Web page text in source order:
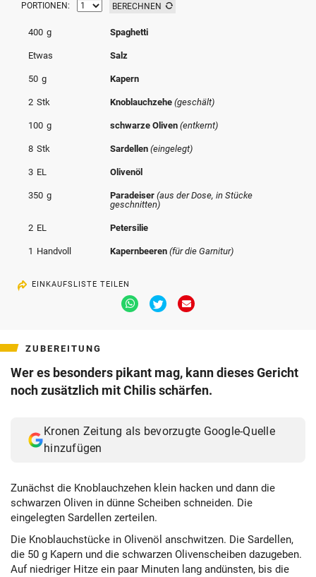
© Krone Multimedia GmbH & Co KG 2026
Muthgasse 2, 1190 Wien
PORTIONEN: BERECHNEN
400 g Spaghetti
Etwas Salz
50 g Kapern
2 Stk Knoblauchzehe(geschält)
100 g schwarze Oliven(entkernt)
8 Stk Sardellen(eingelegt)
3 EL Olivenöl
350 g Paradeiser(aus der Dose, in Stücke
geschnitten)
2 EL Petersilie
1 Handvoll Kapernbeeren(für die Garnitur)
EINKAUFSLISTE TEILEN
Via
Whatsapp
Via
Twitter
Via
ZUBEREITUNG
Wer es besonders pikant mag, kann dieses Gericht
noch zusätzlich mit Chilis schärfen.
Kronen Zeitung als bevorzugte Google-Quelle
hinzufügen
Zunächst die Knoblauchzehen klein hacken und dann die
schwarzen Oliven in dünne Scheiben schneiden. Die
eingelegten Sardellen zerteilen.
Die Knoblauchstücke in Olivenöl anschwitzen. Die Sardellen,
die 50 g Kapern und die schwarzen Olivenscheiben dazugeben.
Auf niedriger Hitze ein paar Minuten lang andünsten, bis die